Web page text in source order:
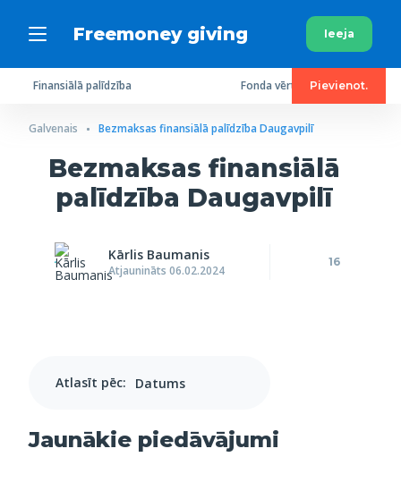
Freemoney giving Ieeja
Finansiālā palīdzība Fonda vērtējumsPievienot.
Galvenais Bezmaksas finansiālā palīdzība Daugavpilī
Bezmaksas finansiālā
palīdzība Daugavpilī
Kārlis Baumanis
Atjaunināts 06.02.2024
16
Atlasīt pēc:
Jaunākie piedāvājumi